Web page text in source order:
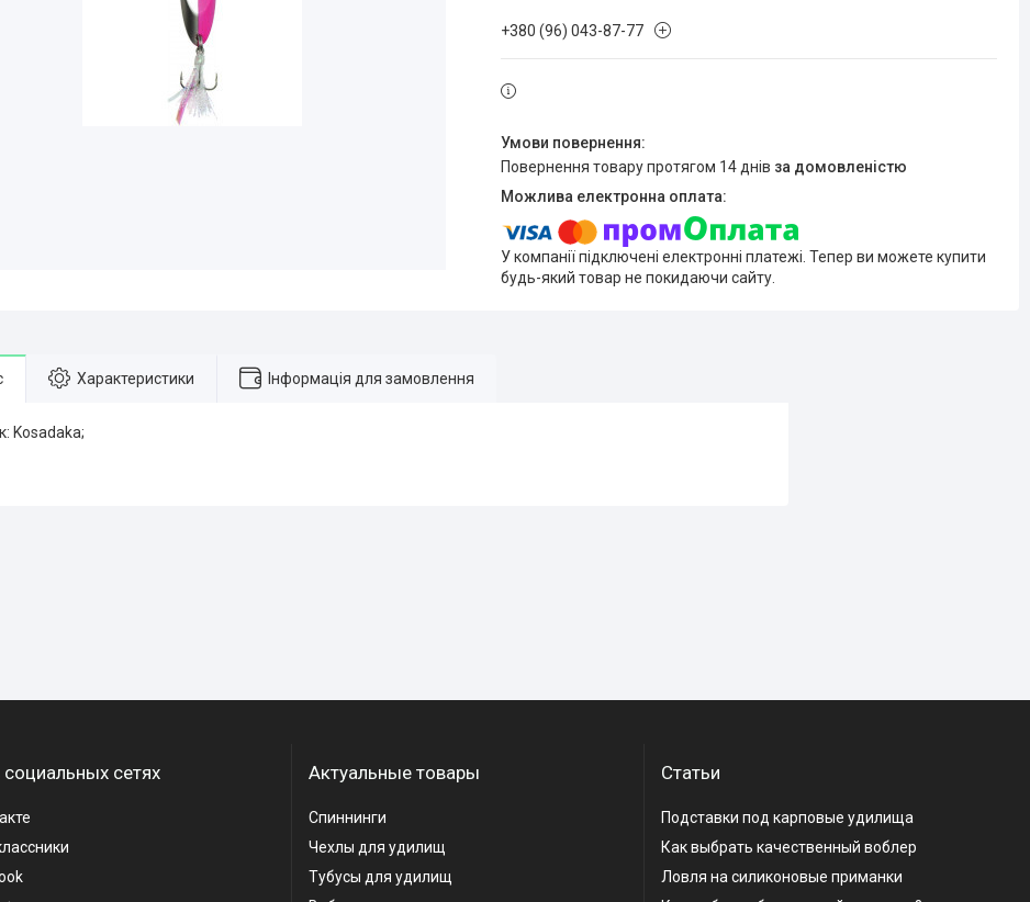
+380 (96) 043-87-77
повернення товару протягом 14 днів за домовленістю
У компанії підключені електронні платежі. Тепер ви можете купити
будь-який товар не покидаючи сайту.
Характеристики Інформація для замовлення
Kosadaka;
сетях Актуальные товары
Спиннинги
Чехлы для удилищ
Тубусы для удилищ
Статьи
Подставки под карповые удилища
Как выбрать качественный воблер
Ловля на силиконовые приманки